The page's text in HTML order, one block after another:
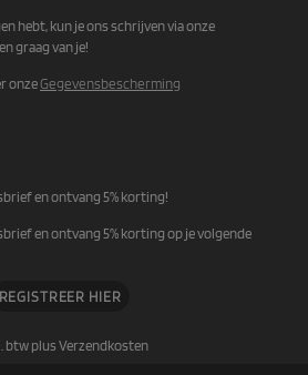
hebt, kun je ons schrijven via onze
graag van je!
onzeGegevensbescherming
en ontvang 5% korting!
en ontvang 5% korting op je volgende
REGISTREER HIER
btw plus Verzendkosten